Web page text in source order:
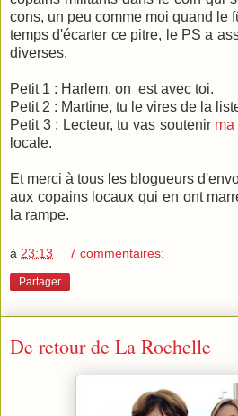
cons, un peu comme moi quand le
temps d'écarter ce pitre, le PS a
diverses.
Petit 1 : Harlem, on est avec toi.
Petit 2 : Martine, tu le vires de la
Petit 3 : Lecteur, tu vas soutenir
locale.
Et merci à tous les blogueurs
aux copains locaux qui en ont
la rampe.
à 23:13 7 commentaires:
Partager
De retour de La Rochelle